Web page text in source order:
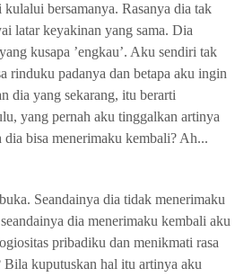
bersamanya. Rasanya dia tak
latar keyakinan yang sama. Dia
kusapa ’engkau’. Aku sendiri tak
rinduku padanya dan betapa aku ingin
dia yang sekarang, itu berarti
yang pernah aku tinggalkan artinya
bisa menerimaku kembali? Ah...
Seandainya dia tidak menerimaku
dia menerimaku kembali aku
pribadiku dan menikmati rasa
Bila kuputuskan hal itu artinya aku